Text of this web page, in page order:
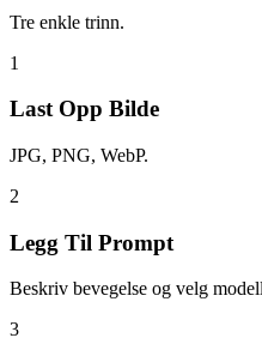
Tre enkle trinn.
1
Last Opp Bilde
JPG, PNG, WebP.
2
Legg Til Prompt
Beskriv bevegelse og velg
3